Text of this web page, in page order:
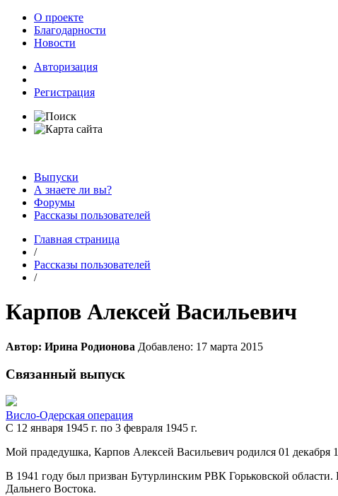
О проекте
Благодарности
Новости
Авторизация
Регистрация
Выпуски
А знаете ли вы?
Форумы
Рассказы пользователей
Главная страница
/
Рассказы пользователей
/
Карпов Алексей Васильевич
Автор: Ирина Родионова Добавлено: 17 марта 2015
Связанный выпуск
Висло-Одерская операция
С 12 января 1945 г. по 3 февраля 1945 г.
Мой прадедушка, Карпов Алексей Васильевич родился 01 декабря
В 1941 году был призван Бутурлинским РВК Горьковской
Дальнего Востока.